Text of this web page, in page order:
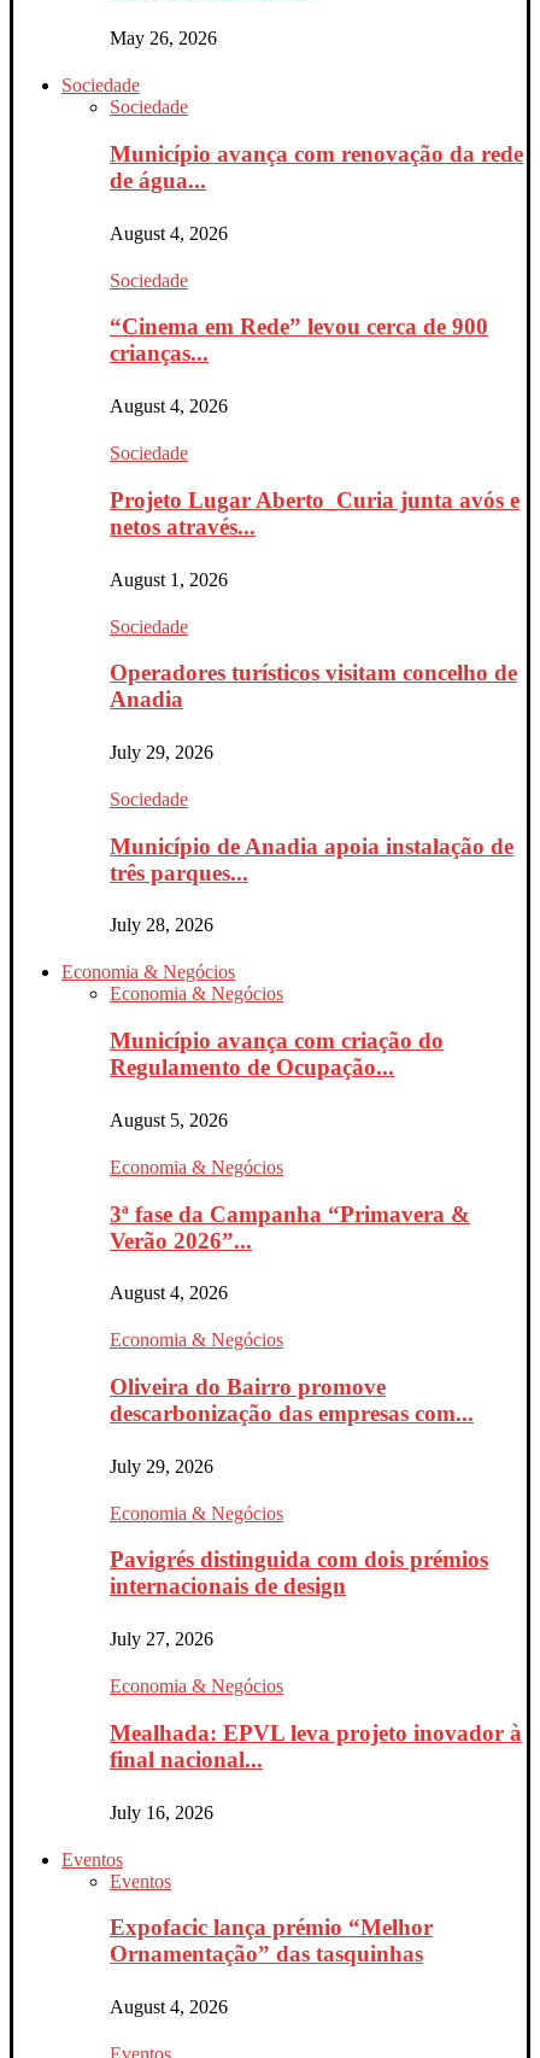
May 26, 2026
Sociedade
Sociedade
Município avança com renovação da rede
de água...
August 4, 2026
Sociedade
“Cinema em Rede” levou cerca de 900
crianças...
August 4, 2026
Sociedade
Projeto Lugar Aberto_Curia junta avós e
netos através...
August 1, 2026
Sociedade
Operadores turísticos visitam concelho de
Anadia
July 29, 2026
Sociedade
Município de Anadia apoia instalação de
três parques...
July 28, 2026
Economia & Negócios
Economia & Negócios
Município avança com criação do
Regulamento de Ocupação...
August 5, 2026
Economia & Negócios
3ª fase da Campanha “Primavera &
Verão 2026”...
August 4, 2026
Economia & Negócios
Oliveira do Bairro promove
descarbonização das empresas com...
July 29, 2026
Economia & Negócios
Pavigrés distinguida com dois prémios
internacionais de design
July 27, 2026
Economia & Negócios
Mealhada: EPVL leva projeto inovador à
final nacional...
July 16, 2026
Eventos
Eventos
Expofacic lança prémio “Melhor
Ornamentação” das tasquinhas
August 4, 2026
Eventos